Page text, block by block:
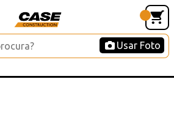
Usar Foto